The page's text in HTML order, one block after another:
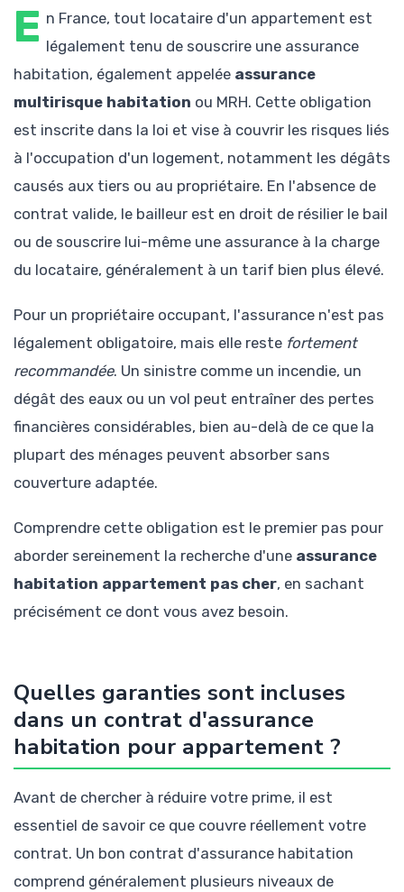
E n France, tout locataire d'un appartement est
légalement tenu de souscrire une assurance
habitation, également appelée assurance
multirisque habitation ou MRH. Cette obligation
est inscrite dans la loi et vise à couvrir les risques liés
à l'occupation d'un logement, notamment les dégâts
causés aux tiers ou au propriétaire. En l'absence de
contrat valide, le bailleur est en droit de résilier le bail
ou de souscrire lui-même une assurance à la charge
du locataire, généralement à un tarif bien plus élevé.
Pour un propriétaire occupant, l'assurance n'est pas
légalement obligatoire, mais elle reste fortement
recommandée. Un sinistre comme un incendie, un
dégât des eaux ou un vol peut entraîner des pertes
financières considérables, bien au-delà de ce que la
plupart des ménages peuvent absorber sans
couverture adaptée.
Comprendre cette obligation est le premier pas pour
aborder sereinement la recherche d'une assurance
habitation appartement pas cher, en sachant
précisément ce dont vous avez besoin.
Quelles garanties sont incluses
dans un contrat d'assurance
habitation pour appartement ?
Avant de chercher à réduire votre prime, il est
essentiel de savoir ce que couvre réellement votre
contrat. Un bon contrat d'assurance habitation
comprend généralement plusieurs niveaux de